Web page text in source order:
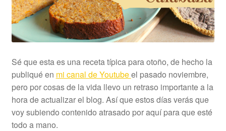
Sé que esta es una receta típica para otoño, de hecho la
publiqué en mi canal de Youtubeel pasado noviembre,
pero por cosas de la vida llevo un retraso importante a la
hora de actualizar el blog. Así que estos días verás que
voy subiendo contenido atrasado por aquí para que esté
todo a mano.